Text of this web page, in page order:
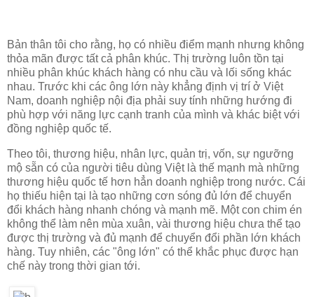
Bản thân tôi cho rằng, họ có nhiều điểm mạnh nhưng không
thỏa mãn được tất cả phân khúc. Thị trường luôn tồn tại
nhiều phân khúc khách hàng có nhu cầu và lối sống khác
nhau. Trước khi các ông lớn này khẳng định vị trí ở Việt
Nam, doanh nghiệp nội địa phải suy tính những hướng đi
phù hợp với năng lực cạnh tranh của mình và khác biệt với
đồng nghiệp quốc tế.
Theo tôi, thương hiệu, nhân lực, quản trị, vốn, sự ngưỡng
mộ sẵn có của người tiêu dùng Việt là thế mạnh mà những
thương hiệu quốc tế hơn hẳn doanh nghiệp trong nước. Cái
họ thiếu hiện tại là tạo những cơn sóng đủ lớn để chuyển
đổi khách hàng nhanh chóng và mạnh mẽ. Một con chim én
không thể làm nên mùa xuân, vài thương hiệu chưa thể tạo
được thị trường và đủ mạnh để chuyển đổi phần lớn khách
hàng. Tuy nhiên, các "ông lớn" có thể khắc phục được hạn
chế này trong thời gian tới.